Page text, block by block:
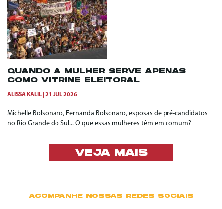
QUANDO A MULHER SERVE APENAS
COMO VITRINE ELEITORAL
ALISSA KALIL 21 JUL 2026
Michelle Bolsonaro, Fernanda Bolsonaro, esposas de pré-candidatos
no Rio Grande do Sul... O que essas mulheres têm em comum?
VEJA MAIS
ACOMPANHE NOSSAS REDES SOCIAIS